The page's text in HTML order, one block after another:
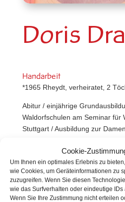
Cookie-
Um Ihnen ein optimales Erlebnis zu
wie Cookies, um Geräteinformationen zu
zuzugreifen. Wenn Sie diesen
wie das Surfverhalten oder eindeutige
Wenn Sie Ihre Zustimmung nicht erteilen
Doris
Handarbeit
*1965 Rheydt, verheiratet, 2
Abitur / einjährige
Waldorfschulen am Seminar für
Stuttgart / Ausbildung zur
Waldorfschulen / seit 1991
und Schneidern an der RSS /